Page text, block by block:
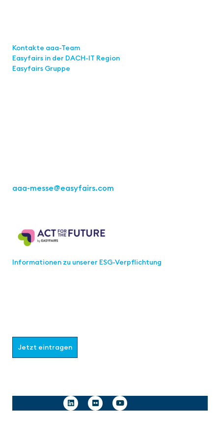
Kontakte aaa-Team
Easyfairs in der DACH-IT Region
Easyfairs Gruppe
aaa-messe@easyfairs.com
Informationen zu unserer ESG-Verpflichtung
Jetzt eintragen